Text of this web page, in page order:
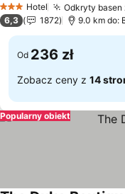
3 Kategoria
Hotel Odkryty
6,3 1872 9.0 km do:
Od 236 zł
Zobacz ceny z 14
Popularny obiekt